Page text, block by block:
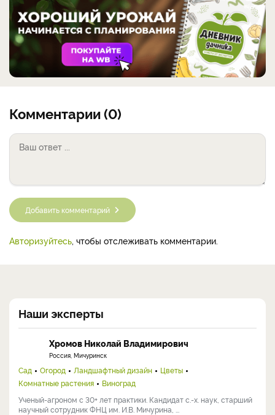
Комментарии (0)
Добавить комментарий
Авторизуйтесь, чтобы отслеживать комментарии.
Наши эксперты
Хромов Николай Владимирович
Россия, Мичуринск
Сад Огород Ландшафтный дизайн
Цветы
Комнатные растения
Виноград
Ученый-агроном с 30+ лет практики. Кандидат с.-х. наук, старший
научный сотрудник ФНЦ им. И.В. Мичурина, ...